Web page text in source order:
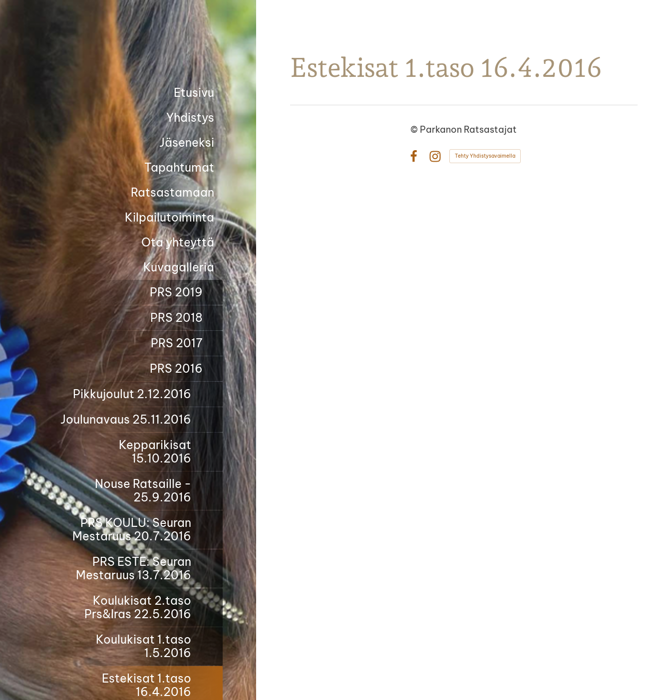
Parkanon Ratsastajat
Etusivu
Yhdistys
Jäseneksi
Tapahtumat
Ratsastamaan
Kilpailutoiminta
Ota yhteyttä
Kuvagalleria
PRS 2019
PRS 2018
PRS 2017
PRS 2016
Pikkujoulut 2.12.2016
Joulunavaus 25.11.2016
Kepparikisat
15.10.2016
Nouse Ratsaille -
25.9.2016
PRS KOULU: Seuran
Mestaruus 20.7.2016
PRS ESTE: Seuran
Mestaruus 13.7.2016
Koulukisat 2.taso
Prs&Iras 22.5.2016
Koulukisat 1.taso
1.5.2016
Estekisat 1.taso
16.4.2016
Estekisat 1.taso 16.4.2016
© Parkanon Ratsastajat
Tehty Yhdistysavaimella